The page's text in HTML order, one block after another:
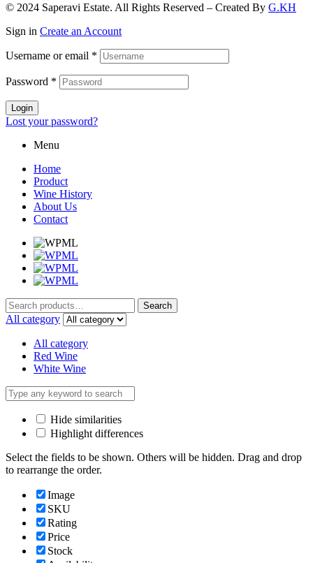
© 2024 Saperavi Estate. All Rights Reserved – Created By G.KH
Sign in Create an Account
Username or email *
Password *
Login
Lost your password?
Menu
Home
Product
Wine History
About Us
Contact
Search
for:
Search
All category
All category
Red Wine
White Wine
Hide similarities
Highlight differences
Select the fields to be shown. Others will be hidden. Drag and drop
to rearrange the order.
Image
SKU
Rating
Price
Stock